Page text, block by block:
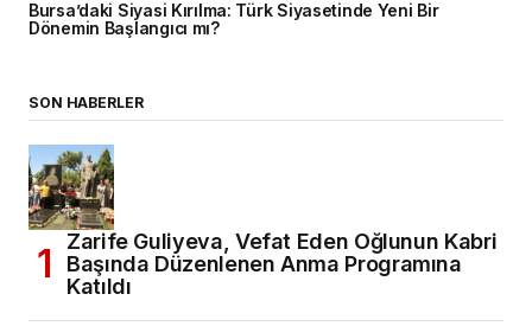
Bursa’daki Siyasi Kırılma: Türk Siyasetinde Yeni Bir
Dönemin Başlangıcı mı?
SON HABERLER
Zarife Guliyeva, Vefat Eden Oğlunun Kabri
Başında Düzenlenen Anma Programına
Katıldı